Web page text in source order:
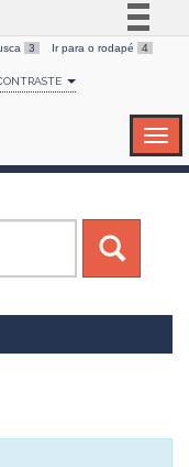
Simplifique!
Comunica BR
Canais
3 Ir para o rodapé 4